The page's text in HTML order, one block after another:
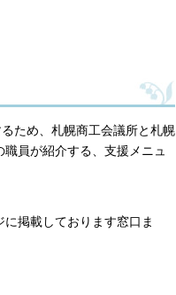
ため、札幌商工会議所と札幌
員が紹介する、支援メニュ
掲載しております窓口ま